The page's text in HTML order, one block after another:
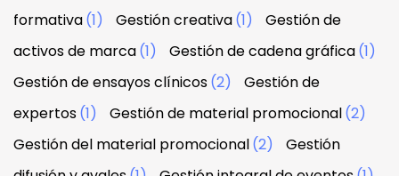
formativa(1) Gestión creativa(1)
Gestión de
activos de marca(1) Gestión de cadena gráfica(1)
Gestión de ensayos clínicos(2)
Gestión de
expertos(1) Gestión de material promocional(2)
Gestión del material promocional(2)
Gestión